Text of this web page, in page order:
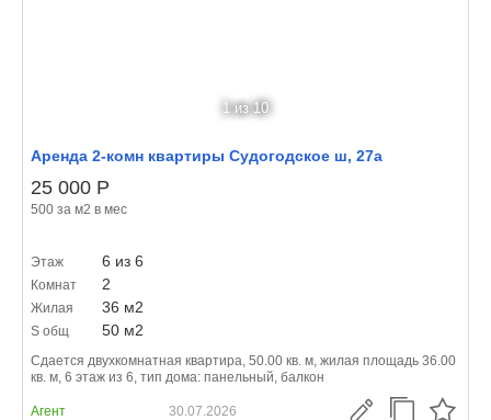
1из 10
Аренда 2-комн квартиры Судогодское ш, 27а
25 000 Р
500 за м2 в мес
Этаж 6 из 6
Комнат 2
Жилая 36 м2
S общ 50 м2
Сдается двухкомнатная квартира, 50.00 кв. м, жилая площадь 36.00
кв. м, 6 этаж из 6, тип дома: панельный, балкон
Агент 30.07.2026